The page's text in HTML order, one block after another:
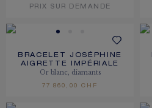
PRIX SUR DEMANDE
BRACELET JOSÉPHINE
AIGRETTE IMPÉRIALE
Or blanc, diamants
77 860,00 CHF